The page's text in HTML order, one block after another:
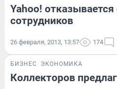
Yahoo!
сотрудников
26 февраля, 2013, 13:57 174
БИЗНЕС ЭКОНОМИКА
Коллекторов